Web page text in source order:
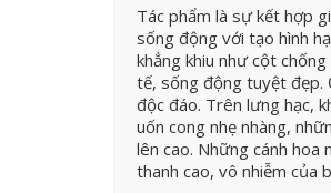
Tác phẩm là sự kết hợp
sống động với tạo hình
khẳng khiu như cột
tế, sống động tuyệt đẹp.
độc đáo. Trên lưng hạc,
uốn cong nhẹ nhàng,
lên cao. Những cánh
thanh cao, vô nhiễm của